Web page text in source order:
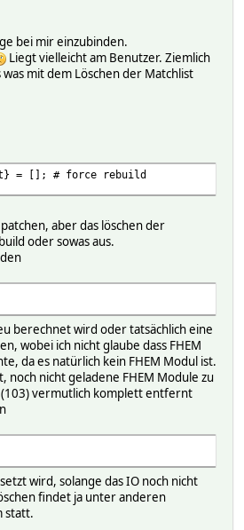
bei mir einzubinden.
Liegt vielleicht am Benutzer. Ziemlich
was mit dem Löschen der Matchlist
= []; # force rebuild
aber das löschen der
oder sowas aus.
berechnet wird oder tatsächlich eine
wobei ich nicht glaube dass FHEM
da es natürlich kein FHEM Modul ist.
noch nicht geladene FHEM Module zu
vermutlich komplett entfernt
wird, solange das IO noch nicht
findet ja unter anderen
statt.